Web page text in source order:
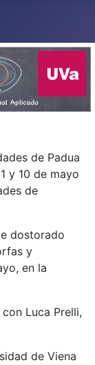
de Padua
y 10 de mayo
de
dostorado
y
en la
Luca Prelli,
de Viena